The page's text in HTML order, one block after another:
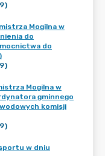
Mogilna w
do
do
Mogilna w
gminnego
komisji
w dniu